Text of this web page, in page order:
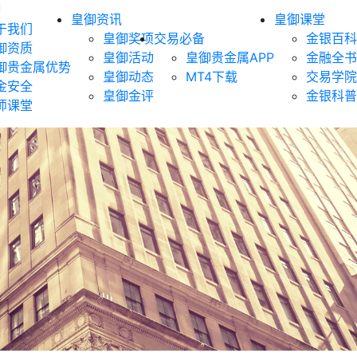
我们
资质
贵金属优势
安全
课堂
皇御资讯
皇御奖项
皇御活动
皇御动态
皇御金评
交易必备
皇御贵金属APP
MT4下载
皇御课堂
金银百科
金融全书
交易学院
金银科普